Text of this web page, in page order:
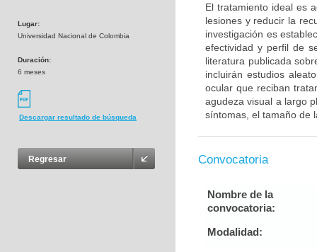
Lugar:
Universidad Nacional de Colombia
Duración:
6 meses
Descargar resultado de búsqueda
Regresar
El tratamiento ideal es
lesiones y reducir la
investigación es
efectividad y perfil de
literatura publicada
incluirán estudios
ocular que reciban
agudeza visual a largo
síntomas, el tamaño de
Convocatoria
Nombre de la
convocatoria:
Modalidad: